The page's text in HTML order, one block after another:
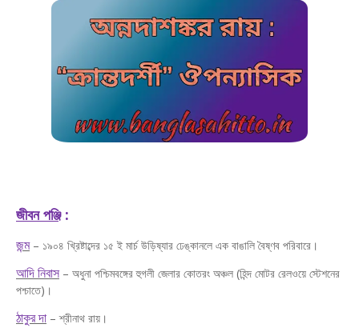
জীবন পঞ্জি:
জন্ম– ১৯০৪ খ্রিষ্টাব্দের ১৫ ই মার্চ উড়িষ্যার ঢেঙ্কানলে এক বাঙালি বৈষ্ণব পরিবারে।
আদি নিবাস – অধুনা পশ্চিমবঙ্গের হুগলী জেলার কোতরং অঞ্চল (হিন্দ মোটর রেলওয়ে স্টেশনের
পশ্চাতে)।
ঠাকুর দা – শ্রীনাথ রায়।